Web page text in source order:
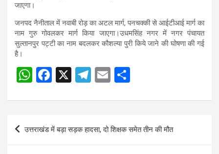
जाएगा।
जनपद नैनीताल में नवाबी रोड़ का अटल मार्ग, पनचक्की से आईटीआई मार्ग का
नाम गुरु गोवलकर मार्ग किया जाएगा।उधमसिंह नगर में नगर पंचायत
सुल्तानपुर पट्टी का नाम बदलकर कौशल्या पुरी किये जाने की घोषणा की गई
है।
W
at
A
F
ce
b
o
X
T
e
a
E
ail ar
e
Post
navigation
उत्तराखंड में बड़ा सड़क हादसा, दो शिक्षक समेत तीन की मौत